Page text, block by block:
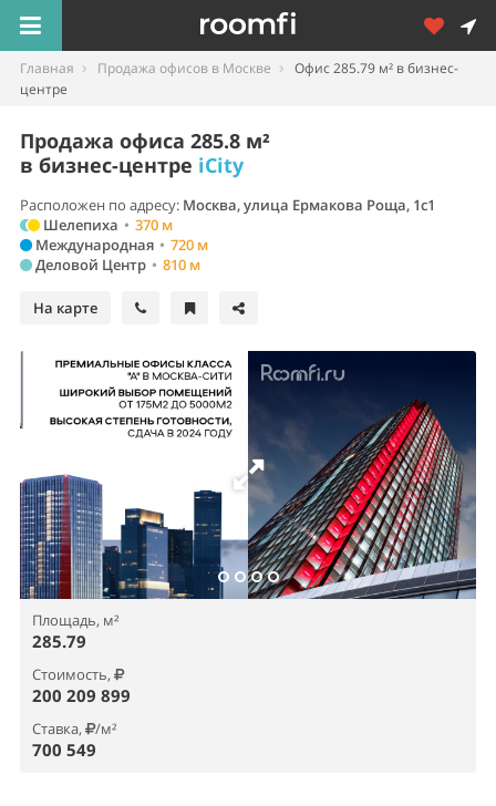
Главная Продажа офисов в Москве
Офис 285.79 м² в бизнес-
центре
Продажа офиса 285.8 м²
в бизнес-центре iCity
Расположен по адресу: Москва, улица Ермакова Роща, 1с1
Шелепиха • 370 м
Международная • 720 м
Деловой Центр • 810 м
На карте
Площадь, м²
285.79
Стоимость,
200 209 899
Ставка, /м²
700 549